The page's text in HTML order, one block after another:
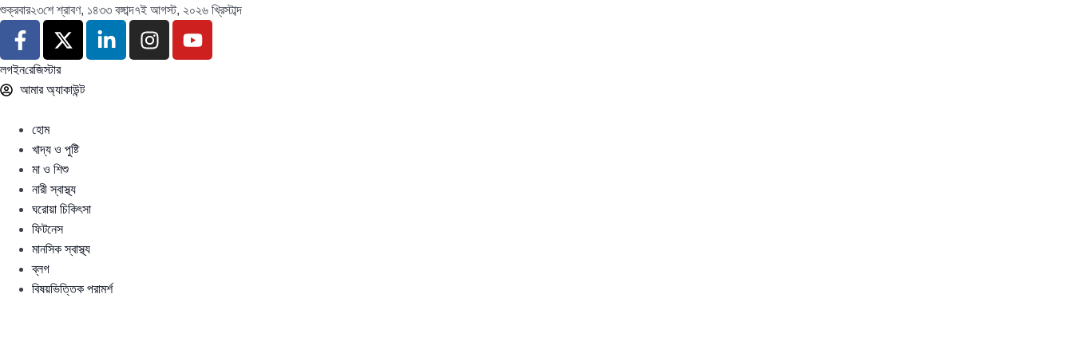
শুক্রবার২৩শে শ্রাবণ, ১৪৩৩ বঙ্গাব্দ৭ই আগস্ট, ২০২৬ খ্রিস্টাব্দ
লগইনরেজিস্টার
আমার অ্যাকাউন্ট
হোম
খাদ্য ও পুষ্টি
মা ও শিশু
নারী স্বাস্থ্য
ঘরোয়া চিকিৎসা
ফিটনেস
মানসিক স্বাস্থ্য
ব্লগ
বিষয়ভিত্তিক পরামর্শ